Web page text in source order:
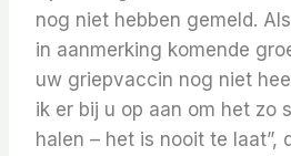
nog niet hebben gemeld.
in aanmerking komende
uw griepvaccin nog niet
ik er bij u op aan om het zo
halen – het is nooit te laat”,